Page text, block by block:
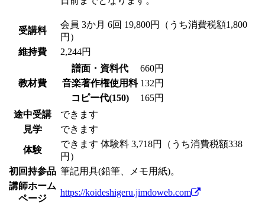
受講料
会員 3か月 6回 19,800円（うち消費税額1,800
円）
維持費
2,244円
教材費
譜面・資料代
660円
音楽著作権使用料 132円
コピー代(150)
165円
途中受講
できます
見学
できます
体験
できます 体験料 3,718円（うち消費税額338
円）
初回持参品 筆記用具(鉛筆、メモ用紙)。
講師ホーム
ページ
https://koideshigeru.jimdoweb.com